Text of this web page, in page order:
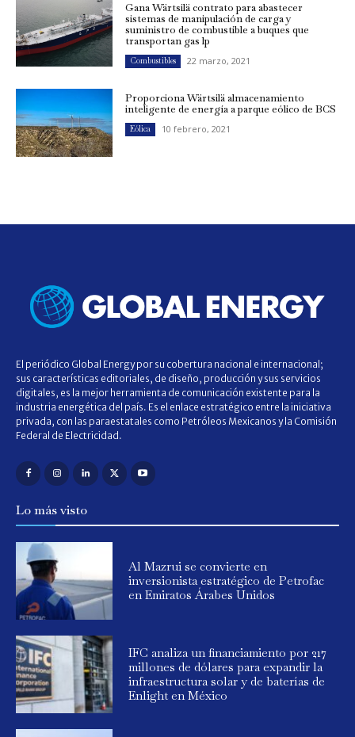
Gana Wärtsilä contrato para abastecer
sistemas de manipulación de carga y
suministro de combustible a buques que
transportan gas lp
Combustibles 22 marzo, 2021
Proporciona Wärtsilä almacenamiento
inteligente de energía a parque eólico de BCS
Eólica 10 febrero, 2021
El periódico Global Energy por su cobertura nacional e internacional;
sus características editoriales, de diseño, producción y sus servicios
digitales, es la mejor herramienta de comunicación existente para la
industria energética del país. Es el enlace estratégico entre la iniciativa
privada, con las paraestatales como Petróleos Mexicanos y la Comisión
Federal de Electricidad.
Lo más visto
Al Mazrui se convierte en
inversionista estratégico de Petrofac
en Emiratos Árabes Unidos
IFC analiza un financiamiento por 217
millones de dólares para expandir la
infraestructura solar y de baterías de
Enlight en México